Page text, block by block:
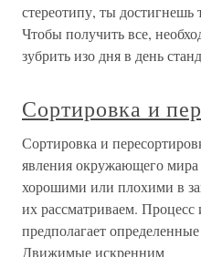
стереотипу, ты достигнешь
Чтобы получить все,
зубрить изо дня в день
Сортировка и
Сортировка и
явления окружающего
хорошими или плохими в
их рассматриваем. Процесс
предполагает
Движимые искренним